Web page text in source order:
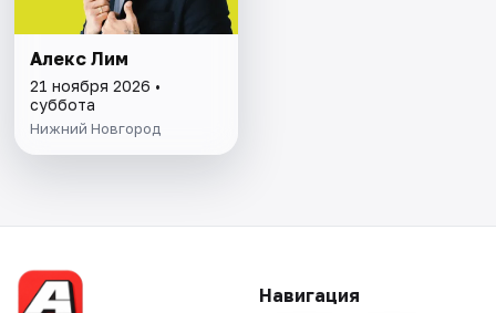
Алекс Лим
21 ноября 2026 •
суббота
Нижний Новгород
Навигация